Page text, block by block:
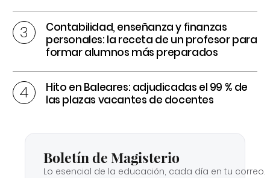
Contabilidad, enseñanza y finanzas
personales: la receta de un profesor para
formar alumnos más preparados
Hito en Baleares: adjudicadas el 99 % de
las plazas vacantes de docentes
Boletín de Magisterio
Lo esencial de la educación, cada día en tu correo.